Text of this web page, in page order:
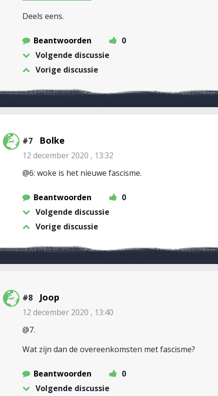
Deels eens.
Beantwoorden
0
Volgende discussie
Vorige discussie
#7 Bolke
12 december 2020 , 13:32
@6: woke is het nieuwe fascisme.
Beantwoorden
0
Volgende discussie
Vorige discussie
#8 Joop
12 december 2020 , 13:40
@7.
Wat zijn dan de overeenkomsten met fascisme?
Beantwoorden
0
Volgende discussie